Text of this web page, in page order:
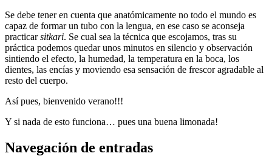
Se debe tener en cuenta que anatómicamente no todo el mundo es
capaz de formar un tubo con la lengua, en ese caso se aconseja
practicarsitkari. Se cual sea la técnica que escojamos, tras su
práctica podemos quedar unos minutos en silencio y observación
sintiendo el efecto, la humedad, la temperatura en la boca, los
dientes, las encías y moviendo esa sensación de frescor agradable al
resto del cuerpo.
Así pues, bienvenido verano!!!
Y si nada de esto funciona… pues una buena limonada!
Navegación de entradas